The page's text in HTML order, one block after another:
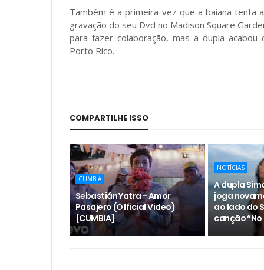
Também é a primeira vez que a baiana tenta
gravação do seu Dvd no Madison Square
para fazer colaboração, mas a dupla
Porto Rico.
COMPARTILHE ISSO
CUMBIA
Sebastián Yatra - Amor
Pasajero (Official Video)
[CUMBIA]
NOTÍCIAS
A dupla
joga
ao lado do
canção “No